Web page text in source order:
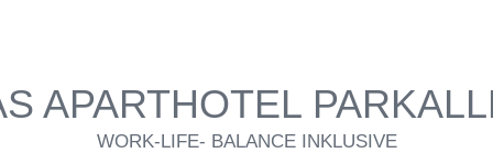
APARTHOTEL
WORK-LIFE- BALANCE INKLUSIVE